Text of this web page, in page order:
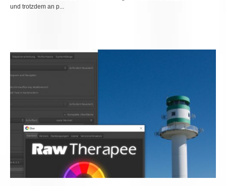
und trotzdem an p...